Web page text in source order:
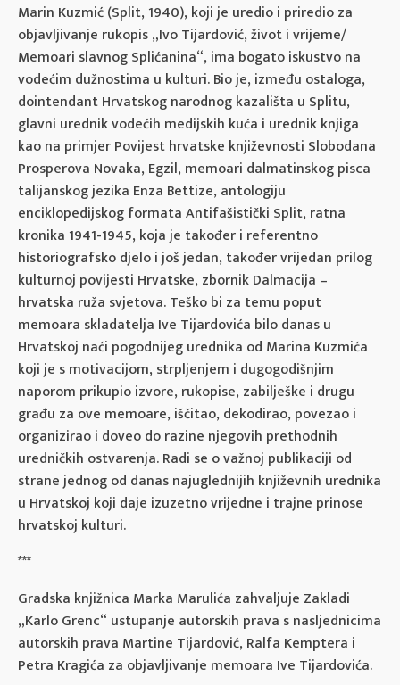
Marin Kuzmić (Split, 1940), koji je uredio i priredio za
objavljivanje rukopis „Ivo Tijardović, život i vrijeme/
Memoari slavnog Splićanina“, ima bogato iskustvo na
vodećim dužnostima u kulturi. Bio je, između ostaloga,
dointendant Hrvatskog narodnog kazališta u Splitu,
glavni urednik vodećih medijskih kuća i urednik knjiga
kao na primjer Povijest hrvatske književnosti Slobodana
Prosperova Novaka, Egzil, memoari dalmatinskog pisca
talijanskog jezika Enza Bettize, antologiju
enciklopedijskog formata Antifašistički Split, ratna
kronika 1941-1945, koja je također i referentno
historiografsko djelo i još jedan, također vrijedan prilog
kulturnoj povijesti Hrvatske, zbornik Dalmacija –
hrvatska ruža svjetova. Teško bi za temu poput
memoara skladatelja Ive Tijardovića bilo danas u
Hrvatskoj naći pogodnijeg urednika od Marina Kuzmića
koji je s motivacijom, strpljenjem i dugogodišnjim
naporom prikupio izvore, rukopise, zabilješke i drugu
građu za ove memoare, iščitao, dekodirao, povezao i
organizirao i doveo do razine njegovih prethodnih
uredničkih ostvarenja. Radi se o važnoj publikaciji od
strane jednog od danas najuglednijih književnih urednika
u Hrvatskoj koji daje izuzetno vrijedne i trajne prinose
hrvatskoj kulturi.
***
Gradska knjižnica Marka Marulića zahvaljuje Zakladi
„Karlo Grenc“ ustupanje autorskih prava s nasljednicima
autorskih prava Martine Tijardović, Ralfa Kemptera i
Petra Kragića za objavljivanje memoara Ive Tijardovića.